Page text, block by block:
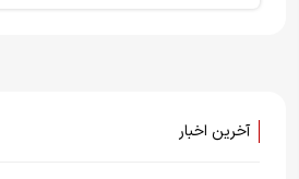
آخرین اخبار